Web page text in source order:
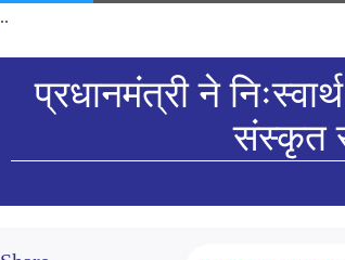
प्रधानमंत्री ने
संस्कृत